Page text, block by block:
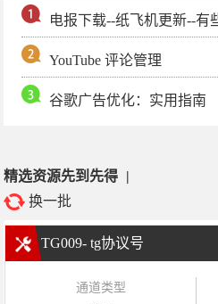
YouTube 评论管理
谷歌广告优化：实用指南
精选资源先到先得 |
换一批
TG009- tg协议号
通道类型